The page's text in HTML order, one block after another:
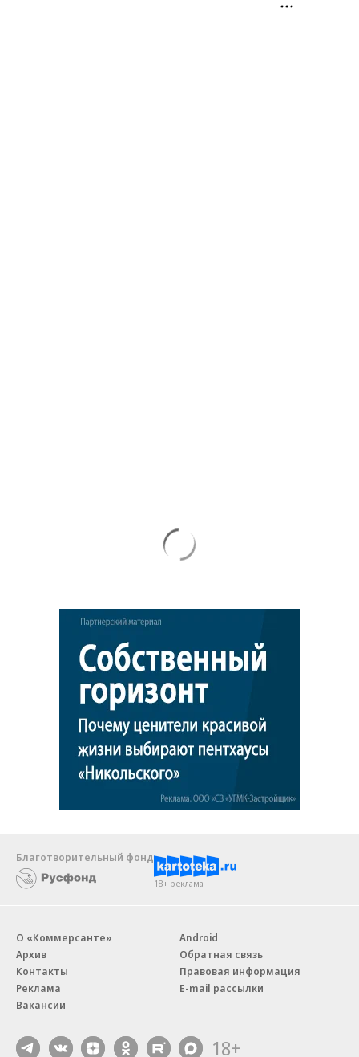
Благотворительный фонд
18+ реклама
О «Коммерсанте»
Архив
Контакты
Реклама
Вакансии
Android
Обратная связь
Правовая информация
E-mail рассылки
18+